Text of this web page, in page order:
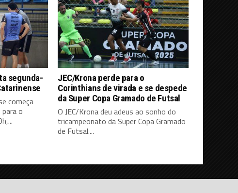
segunda-
começa
o
JEC/Krona perde para o
Corinthians de virada e se despede
da Super Copa Gramado de Futsal
O JEC/Krona deu adeus ao sonho do
tricampeonato da Super Copa Gramado
de Futsal....